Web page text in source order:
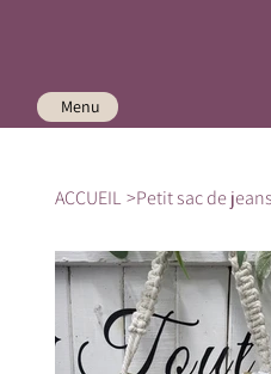
Menu
ACCUEIL>Petit sac de